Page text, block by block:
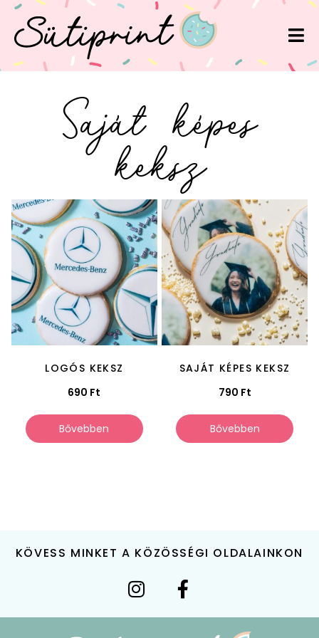
Saját képes
keksz
LOGÓS KEKSZ
690 Ft
Bővebben
SAJÁT KÉPES KEKSZ
790 Ft
Bővebben
KÖVESS MINKET A KÖZÖSSÉGI OLDALAINKON